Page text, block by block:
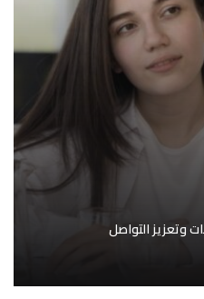
وتعزيز التواصل